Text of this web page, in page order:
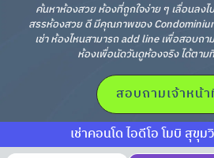
ค้นหาห้องสวย ห้องที่ถูกใจง่าย ๆ เลื่อนลงไ
สรรห้องสวย ดี มีคุณภาพของ
เช่า ห้องไหนสามารถ add line เพื่อสอบถา
ห้องเพื่อนัดวันดูห้องจริง ได้ตาม
สอบถามเจ้าหน้า
เช่าคอนโด ไอดีโอ โมบิ สุ